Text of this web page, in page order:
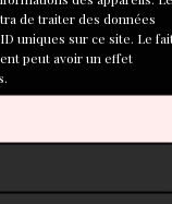
de traiter des données
uniques sur ce site. Le
peut avoir un effet